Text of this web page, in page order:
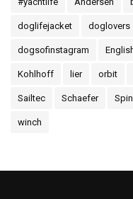
doglifejacket doglovers
dogsofinstagram
Kohlhoff lier orbit
Sailtec Schaefer
winch